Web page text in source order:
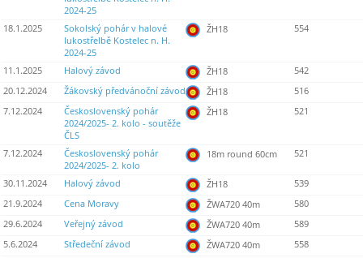
2024-25
18.1.2025
Sokolský pohár v halové
lukostřelbě Kostelec n. H.
2024-25
ŽH18 554
11.1.2025 Halový závod ŽH18
542
20.12.2024
Žákovský předvánoční závod ŽH18
516
7.12.2024
Československý pohár
2024/2025- 2. kolo - soutěže
ČLS
ŽH18 521
7.12.2024
Československý pohár
2024/2025- 2. kolo
18m round 60cm 521
30.11.2024 Halový závod ŽH18
539
21.9.2024
Cena Moravy ŽWA720 40m
580
29.6.2024
Veřejný závod ŽWA720 40m
589
5.6.2024
Středeční závod ŽWA720 40m
558